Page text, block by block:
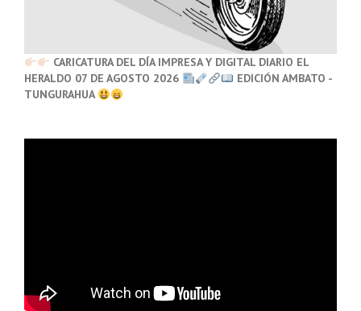
CARICATURA DEL DÍA IMPRESA Y DIGITAL DIARIO EL
HERALDO 07 DE AGOSTO 2026
EDICIÓN AMBATO -
TUNGURAHUA